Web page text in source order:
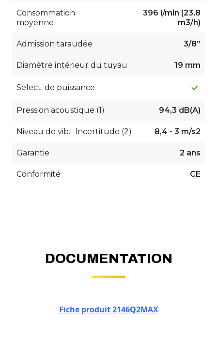
Consommation
moyenne
396 l/min (23,8
m3/h)
Admission taraudée 3/8”
Diamètre intérieur du tuyau 19 mm
Select. de puissance
Pression acoustique (1) 94,3 dB(A)
Niveau de vib.- Incertitude (2) 8,4 - 3 m/s2
Garantie 2 ans
Conformité CE
DOCUMENTATION
Fiche produit 2146Q2MAX